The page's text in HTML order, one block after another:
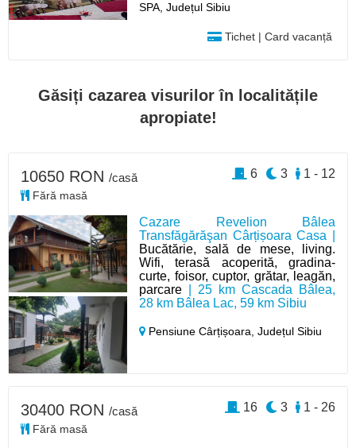
SPA, Județul Sibiu
Tichet | Card vacanță
Găsiți cazarea visurilor în localitățile
apropiate!
Cazare Revelion Bâlea
Transfăgărăşan Cârțișoara Casa |
Bucătărie, sală de mese, living.
Wifi, terasă acoperită, gradina-
curte, foisor, cuptor, grătar, leagăn,
parcare | 25 km Cascada Bâlea,
28 km Bâlea Lac, 59 km Sibiu
Pensiune Cârțișoara,Județul Sibiu
10650 RON /casă
Fără masă
1 - 12
3
6
30400 RON /casă
Fără masă
1 - 26
3
16